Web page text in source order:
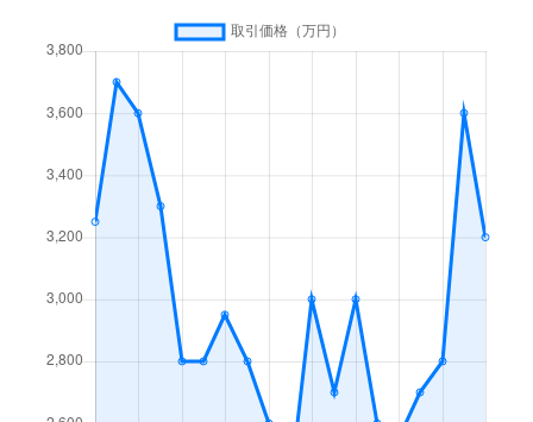
7,000万円 屏風浦
700万円
徒歩6
3,500万円
徒歩3
森が丘
9,500万円
森が丘
3,900万円 上大岡
森が丘
50万円 上大岡